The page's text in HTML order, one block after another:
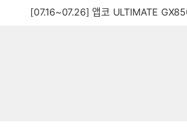
[07.16~07.26] 앱코 ULTIMATE GX850 80PLUS골드 풀